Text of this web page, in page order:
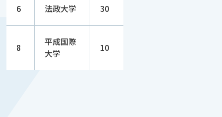
6 法政大学 30
8
平成国際
大学
10